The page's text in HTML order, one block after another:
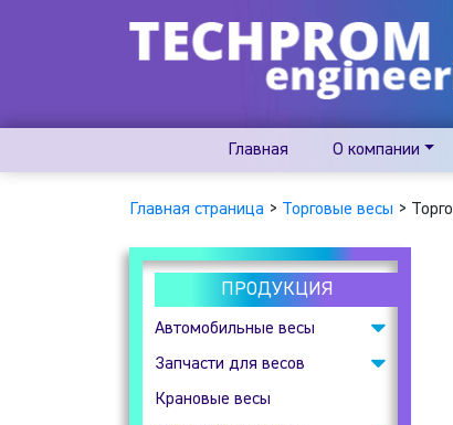
Главная О компании
Главная страница > Торговые весы >
ПРОДУКЦИЯ
Автомобильные весы
Подкладные
автомобильные весы
Запчасти для весов
Весовые индикаторы
Крановые весы